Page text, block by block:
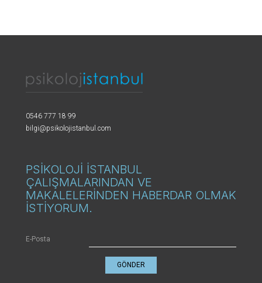
0546 777 18 99
bilgi@psikolojistanbul.com
PSİKOLOJİ İSTANBUL
ÇALIŞMALARINDAN VE
MAKALELERİNDEN HABERDAR OLMAK
İSTİYORUM.
E-Posta
GÖNDER